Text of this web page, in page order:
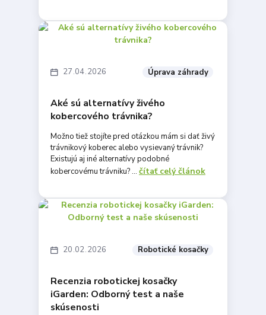
27 04 2026 Úprava záhrady
Aké sú alternatívy živého
kobercového trávnika?
Možno tiež stojíte pred otázkou mám si dať živý
trávnikový koberec alebo vysievaný trávnik?
Existujú aj iné alternatívy podobné
kobercovému trávniku? ... čítať celý článok
20 02 2026 Robotické kosačky
Recenzia robotickej kosačky
iGarden: Odborný test a naše
skúsenosti